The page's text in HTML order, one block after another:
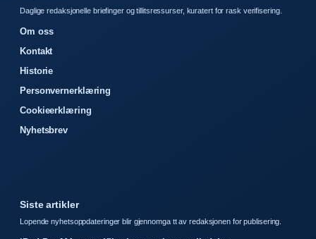
Daglige redaksjonelle briefinger og tillitsressurser, kuratert for rask verifisering.
Om oss
Kontakt
Historie
Personvernerklæring
Cookieerklæring
Nyhetsbrev
Siste artikler
Lopende nyhetsoppdateringer blir gjennomga tt av redaksjonen for publisering.